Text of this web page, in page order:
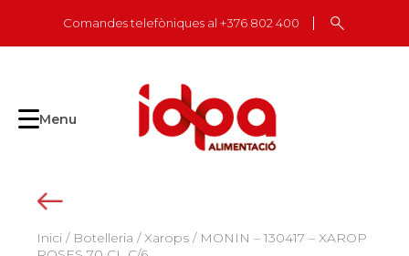
content
Comandes telefòniques al +376 802 400
Menu
Inici / Botelleria /Xarops / MONIN – 130417 – XAROP